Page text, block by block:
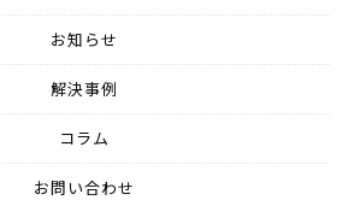
お知らせ
解決事例
コラム
お問い合わせ